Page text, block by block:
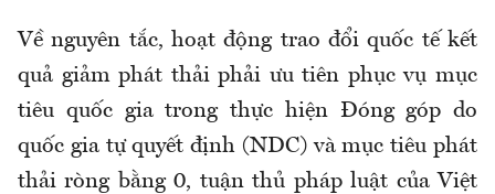
Về nguyên tắc, hoạt động trao đổi quốc tế kết
quả giảm phát thải phải ưu tiên phục vụ mục
tiêu quốc gia trong thực hiện Đóng góp do
quốc gia tự quyết định (NDC) và mục tiêu phát
thải ròng bằng 0, tuận thủ pháp luật của Việt